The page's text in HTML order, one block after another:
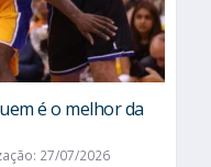
é o melhor da
27/07/2026